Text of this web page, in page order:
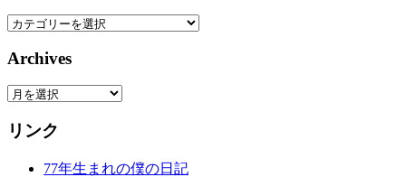
Category
Archives
Archives
リンク
77年生まれの僕の日記